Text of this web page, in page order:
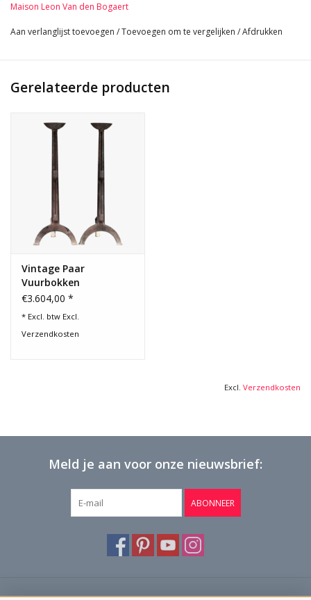
30 cm Breedte Per Stuk 11,81 Inch
60 cm D 23,62 Inch
Maison Leon Van den Bogaert
Aan verlanglijst toevoegen /Toevoegen om te vergelijken /Afdrukken
Gerelateerde producten
Vintage Paar
Vuurbokken
€3.604,00 *
* Excl. btw Excl.
Verzendkosten
Excl. Verzendkosten
Meld je aan voor onze nieuwsbrief:
ABONNEER